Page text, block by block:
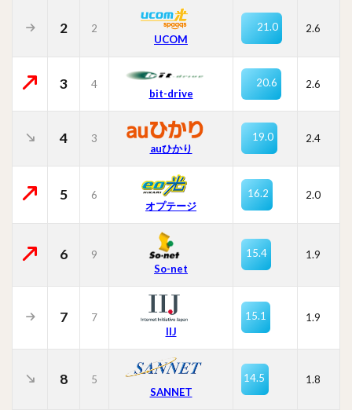
2
2
UCOM
21.0 2.6
3 4
bit-drive
20.6 2.6
4
3
auひかり
19.0 2.4
5
6
オプテージ
16.2 2.0
6
9
So-net
15.4 1.9
7
7
IIJ
15.1 1.9
8
5
SANNET
14.5 1.8